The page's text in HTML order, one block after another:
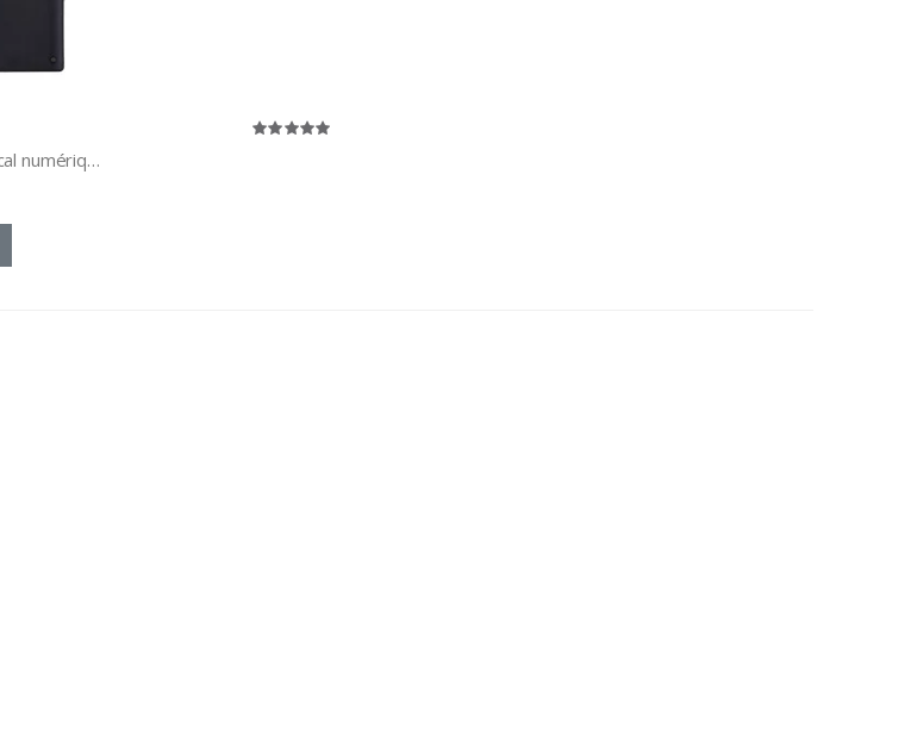
Dictaphone enregistreur vocal numérique LCD 8 Go 16 Go 32 Go portable